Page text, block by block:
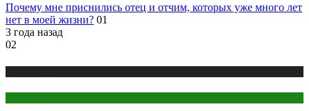
Почему мне приснились отец и отчим, которых уже много лет
нет в моей жизни? 01
3 года назад
02